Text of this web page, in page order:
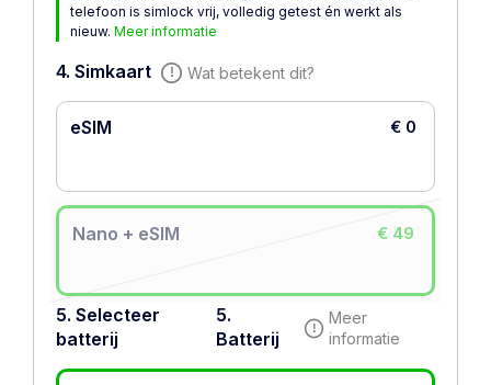
telefoon is simlock vrij, volledig getest én werkt als
nieuw. Meer informatie
4. Simkaart Wat betekent dit?
eSIM € 0
Nano + eSIM € 49
5. Selecteer
batterij
5.
Batterij
Meer
informatie